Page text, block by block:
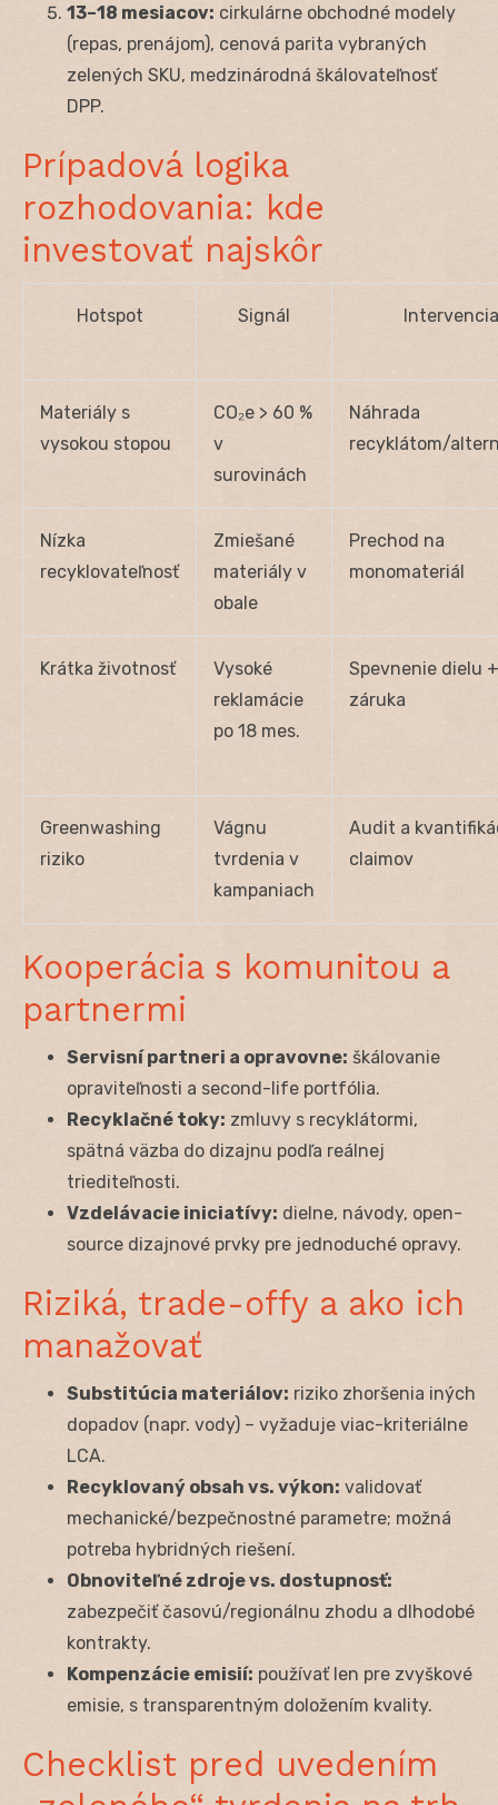
13–18 mesiacov: cirkulárne obchodné modely
(repas, prenájom), cenová parita vybraných
zelených SKU, medzinárodná škálovateľnosť
DPP.
Prípadová logika
rozhodovania: kde
investovať najskôr
Hotspot Signál Intervencia
Materiály s
vysokou stopou
CO₂e > 60 %
v
surovinách
Náhrada
recyklátom/
Nízka
recyklovateľnosť
Zmiešané
materiály v
obale
Prechod na
monomateriál
Krátka životnosť
Vysoké
reklamácie
po 18 mes.
Spevnenie dielu
záruka
Greenwashing
riziko
Vágnu
tvrdenia v
kampaniach
Audit a
claimov
Kooperácia s komunitou a
partnermi
Servisní partneri a opravovne: škálovanie
opraviteľnosti a second-life portfólia.
Recyklačné toky: zmluvy s recyklátormi,
spätná väzba do dizajnu podľa reálnej
triediteľnosti.
Vzdelávacie iniciatívy: dielne, návody, open-
source dizajnové prvky pre jednoduché opravy.
Riziká, trade-offy a ako ich
manažovať
Substitúcia materiálov: riziko zhoršenia iných
dopadov (napr. vody) – vyžaduje viac-kriteriálne
LCA.
Recyklovaný obsah vs. výkon: validovať
mechanické/bezpečnostné parametre; možná
potreba hybridných riešení.
Obnoviteľné zdroje vs. dostupnosť:
zabezpečiť časovú/regionálnu zhodu a dlhodobé
kontrakty.
Kompenzácie emisií: používať len pre zvyškové
emisie, s transparentným doložením kvality.
Checklist pred uvedením